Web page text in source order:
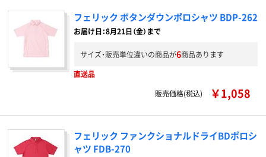
フェリック ボタンダウンポロシャツ BDP-262
お届け日：8月21日（金）まで
サイズ・販売単位違いの商品が6商品あります
直送品
販売価格(税込)
￥1,058
フェリック ファンクショナルドライBDポロシ
ャツ FDB-270